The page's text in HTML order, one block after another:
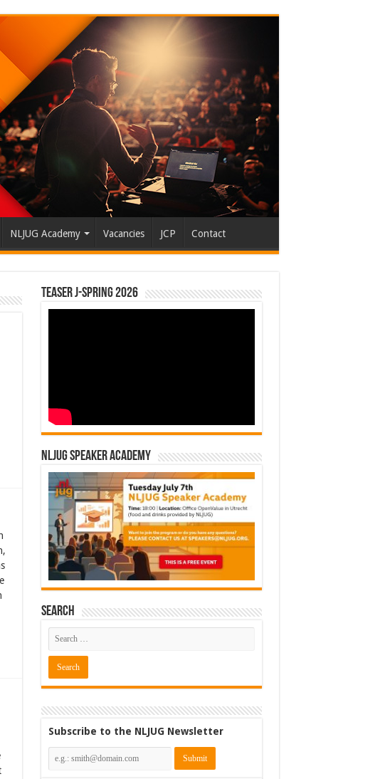
NLJUG Academy Vacancies JCP Contact
Teaser J-Spring 2026
NLJUG Speaker Academy
Search
Subscribe to the NLJUG Newsletter
Cybersecurity Engineer (IAM) @